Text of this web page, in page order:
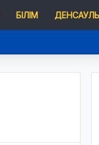
БІЛІМ